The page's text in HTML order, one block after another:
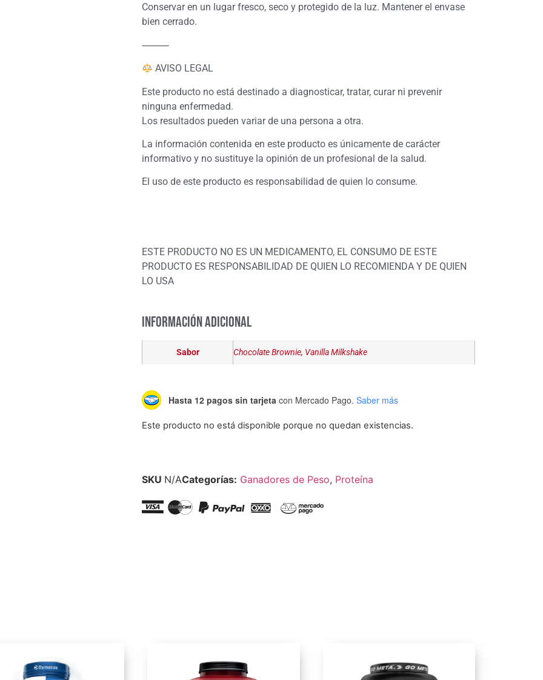
Conservar en un lugar fresco, seco y protegido de la luz. Mantener el envase
bien cerrado.
⸻
AVISO LEGAL
Este producto no está destinado a diagnosticar, tratar, curar ni prevenir
ninguna enfermedad.
Los resultados pueden variar de una persona a otra.
La información contenida en este producto es únicamente de carácter
informativo y no sustituye la opinión de un profesional de la salud.
El uso de este producto es responsabilidad de quien lo consume.
ESTE PRODUCTO NO ES UN MEDICAMENTO, EL CONSUMO DE ESTE
PRODUCTO ES RESPONSABILIDAD DE QUIEN LO RECOMIENDA Y DE QUIEN
LO USA
Información adicional
Sabor Chocolate Brownie, Vanilla Milkshake
Hasta 12 pagos sin tarjeta con Mercado Pago. Saber más
Este producto no está disponible porque no quedan existencias.
SKU N/ACategorías: Ganadores de Peso, Proteína